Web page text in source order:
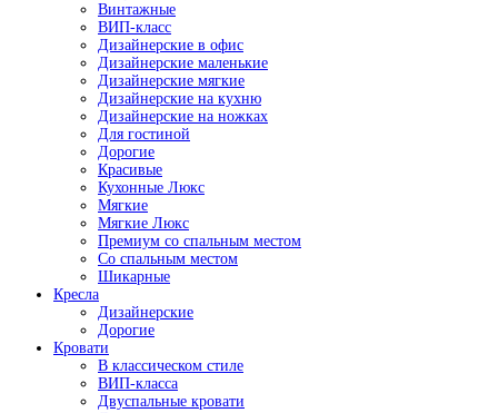
Винтажные
ВИП-класс
Дизайнерские в офис
Дизайнерские маленькие
Дизайнерские мягкие
Дизайнерские на кухню
Дизайнерские на ножках
Для гостиной
Дорогие
Красивые
Кухонные Люкс
Мягкие
Мягкие Люкс
Премиум со спальным местом
Со спальным местом
Шикарные
Кресла
Дизайнерские
Дорогие
Кровати
В классическом стиле
ВИП-класса
Двуспальные кровати